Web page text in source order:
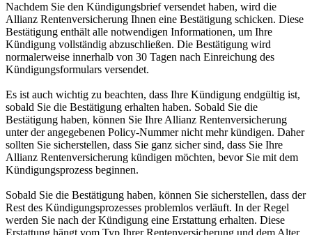
Nachdem Sie den Kündigungsbrief versendet haben, wird die
Allianz Rentenversicherung Ihnen eine Bestätigung schicken. Diese
Bestätigung enthält alle notwendigen Informationen, um Ihre
Kündigung vollständig abzuschließen. Die Bestätigung wird
normalerweise innerhalb von 30 Tagen nach Einreichung des
Kündigungsformulars versendet.
Es ist auch wichtig zu beachten, dass Ihre Kündigung endgültig ist,
sobald Sie die Bestätigung erhalten haben. Sobald Sie die
Bestätigung haben, können Sie Ihre Allianz Rentenversicherung
unter der angegebenen Policy-Nummer nicht mehr kündigen. Daher
sollten Sie sicherstellen, dass Sie ganz sicher sind, dass Sie Ihre
Allianz Rentenversicherung kündigen möchten, bevor Sie mit dem
Kündigungsprozess beginnen.
Sobald Sie die Bestätigung haben, können Sie sicherstellen, dass der
Rest des Kündigungsprozesses problemlos verläuft. In der Regel
werden Sie nach der Kündigung eine Erstattung erhalten. Diese
Erstattung hängt vom Typ Ihrer Rentenversicherung und dem Alter